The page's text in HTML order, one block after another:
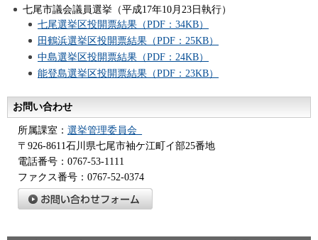
七尾市議会議員選挙（平成17年10月23日執行）
七尾選挙区投開票結果（PDF：34KB）
田鶴浜選挙区投開票結果（PDF：25KB）
中島選挙区投開票結果（PDF：24KB）
能登島選挙区投開票結果（PDF：23KB）
お問い合わせ
所属課室： 選挙管理委員会_
〒926-8611石川県七尾市袖ケ江町イ部25番地
電話番号：0767-53-1111
ファクス番号：0767-52-0374